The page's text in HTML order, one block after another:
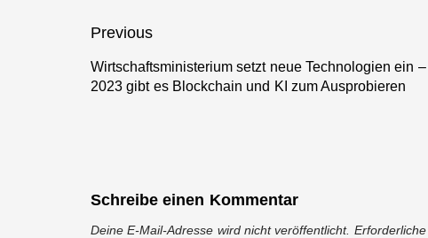
Beitragsnavigation
Previous
Previous
post:
Wirtschaftsministerium setzt neue Technologien ein
2023 gibt es Blockchain und KI zum Ausprobieren
Schreibe einen Kommentar
Deine E-Mail-Adresse wird nicht veröffentlicht.